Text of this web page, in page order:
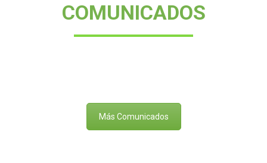
COMUNICADOS
Más Comunicados